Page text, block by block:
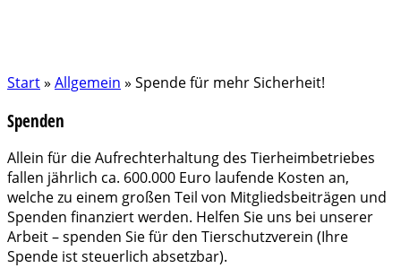
Start» Allgemein » Spende für mehr Sicherheit!
Spenden
Allein für die Aufrechterhaltung des Tierheimbetriebes
fallen jährlich ca. 600.000 Euro laufende Kosten an,
welche zu einem großen Teil von Mitgliedsbeiträgen und
Spenden finanziert werden. Helfen Sie uns bei unserer
Arbeit – spenden Sie für den Tierschutzverein (Ihre
Spende ist steuerlich absetzbar).